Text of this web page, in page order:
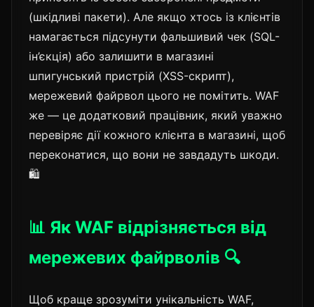
(шкідливі пакети). Але якщо хтось із клієнтів
намагається підсунути фальшивий чек (SQL-
ін’єкція) або залишити в магазині
шпигунський пристрій (XSS-скрипт),
мережевий файрвол цього не помітить. WAF
же — це додатковий працівник, який уважно
перевіряє дії кожного клієнта в магазині, щоб
переконатися, що вони не завдадуть шкоди.
🛍️
📊 Як WAF відрізняється від
мережевих файрволів 🔍
Щоб краще зрозуміти унікальність WAF,